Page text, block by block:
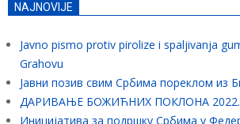
NAJNOVIJE
Javno pismo protiv pirolize i spaljivanja
Grahovu
Јавни позив свим Србима пореклом из
ДАРИВАЊЕ БОЖИЋНИХ ПОКЛОНА 2022.
Иницијатива за подршку Србима у